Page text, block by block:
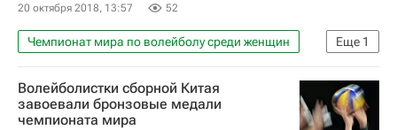
20 октября 2018, 13:57 52
Еще 1
Чемпионат мира по волейболу среди женщин
Волейбол
Волейболистки сборной Китая
завоевали бронзовые медали
чемпионата мира